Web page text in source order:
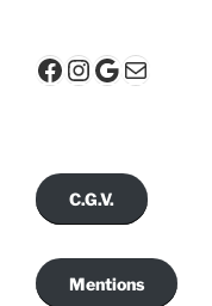
Facebook
Instagram
Google
E-mail
C.G.V.
Mentions